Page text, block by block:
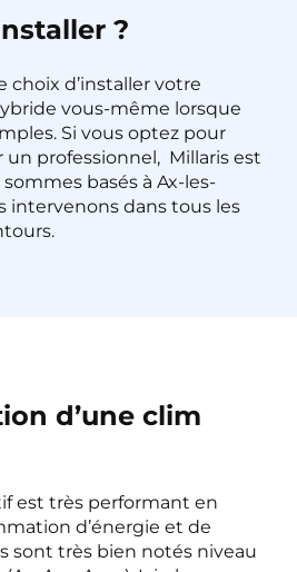
?
choix d’installer votre
vous-même lorsque
Si vous optez pour
professionnel, Millaris est
basés à Ax-les-
intervenons dans tous les
d’une clim
est très performant en
d’énergie et de
sont très bien notés niveau